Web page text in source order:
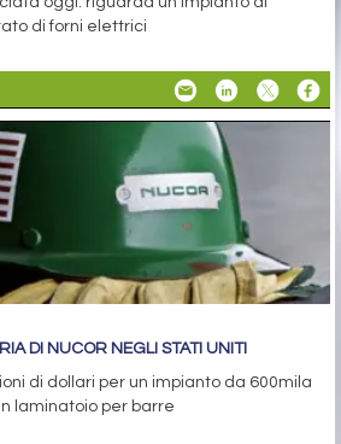
di forni elettrici
DI NUCOR NEGLI STATI UNITI
di dollari per un impianto da 600mila
laminatoio per barre